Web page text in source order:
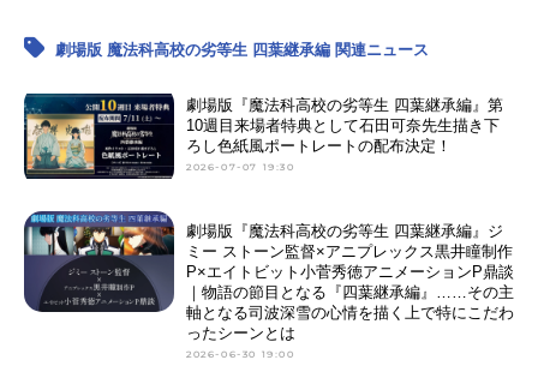
が、黄金と化した自身の故郷を遠く
て最強の七崩賢」と称される魔族“黄
金郷のマハト”の影――。第3期は、
フリーレンたちがこの“黄金郷のマハ
ト”と...
劇場版 魔法科高校の劣等生 四葉継承編 関連ニュース
劇場版『魔法科高校の劣等生 四葉継承編』第
10週目来場者特典として石田可奈先生描き下
ろし色紙風ポートレートの配布決定！
2026-07-07 19:30
劇場版『魔法科高校の劣等生 四葉継承編』ジ
ミー ストーン監督×アニプレックス黒井瞳制作
P×エイトビット小菅秀徳アニメーションP鼎談
｜物語の節目となる『四葉継承編』……その主
軸となる司波深雪の心情を描く上で特にこだわ
ったシーンとは
2026-06-30 19:00